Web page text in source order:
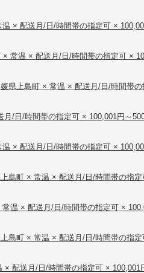
× 配送月/日/時間帯の指定可 ×
常温 × 配送月/日/時間帯の指定可 ×
県上島町 × 常温 × 配送月/日/時間帯
/日/時間帯の指定可 × 100,001円～
× 配送月/日/時間帯の指定可 ×
島町 × 常温 × 配送月/日/時間帯の指
温 × 配送月/日/時間帯の指定可 ×
島町 × 常温 × 配送月/日/時間帯の指
× 配送月/日/時間帯の指定可 × 100,001